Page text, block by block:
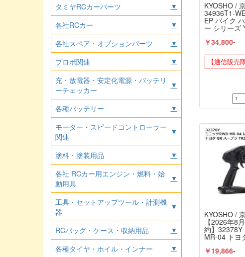
KYOSHO /
34936T1-
EP バイク
ー シリーズ
ト 京商 /
￥34,800-
【通信販売
KYOSHO /
【2026年8
約】32378Y
MR-04 トヨ
エロー レデ
￥19,866-
タミヤRCカーパーツ ▼
各社RCカー ▼
各社スペア・オプションパーツ ▼
プロポ関連 ▼
充・放電器・安定化電源・バッテリ
ーチェッカー
▼
各種バッテリー ▼
モーター・スピードコントローラー
関連
▼
塗料・塗装用品 ▼
各社 RCカー用エンジン・燃料・始
動用具
▼
工具・セットアップツール・計測機
器
▼
RCバッグ・ケース・収納用品 ▼
各種タイヤ・ホイル・インナー ▼